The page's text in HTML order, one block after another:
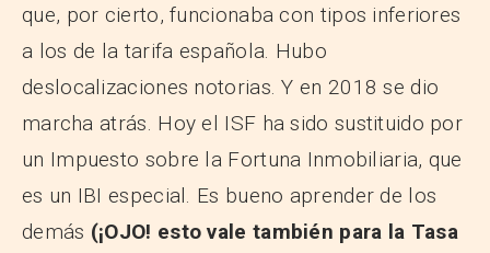
que, por cierto, funcionaba con tipos inferiores
a los de la tarifa española. Hubo
deslocalizaciones notorias. Y en 2018 se dio
marcha atrás. Hoy el ISF ha sido sustituido por
un Impuesto sobre la Fortuna Inmobiliaria, que
es un IBI especial. Es bueno aprender de los
demás (¡OJO! esto vale también para la Tasa